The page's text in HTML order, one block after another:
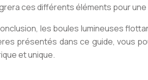
ces différents éléments pour
les boules lumineuses
présentés dans ce guide, vous
et unique.